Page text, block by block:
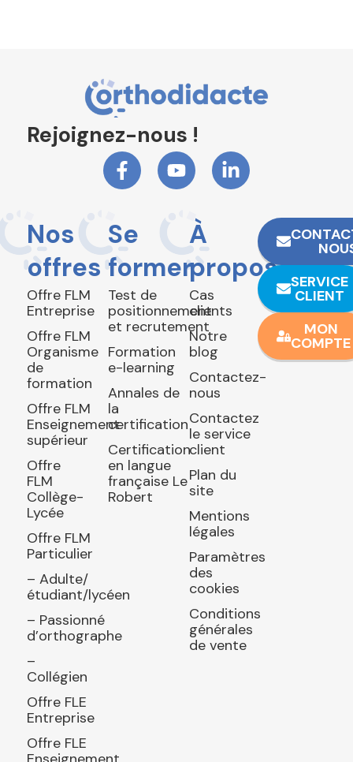
Rejoignez-nous !
Nos
offres
Offre FLM
Entreprise
Offre FLM
Organisme
de
formation
Offre FLM
Enseignement
supérieur
Offre
FLM
Collège-
Lycée
Offre FLM
Particulier
– Adulte/
étudiant/lycéen
– Passionné
d’orthographe
–
Collégien
Offre FLE
Entreprise
Offre FLE
Se
former
Test de
positionnement
et recrutement
Formation
e-learning
Annales de
la
certification
Certification
en langue
française Le
Robert
À
propos
Cas
clients
Notre
blog
Contactez-
nous
Contactez
le service
client
Plan du
site
Mentions
légales
Paramètres
des
cookies
Conditions
générales
de vente
SERVICE
CLIENT
MON
COMPTE